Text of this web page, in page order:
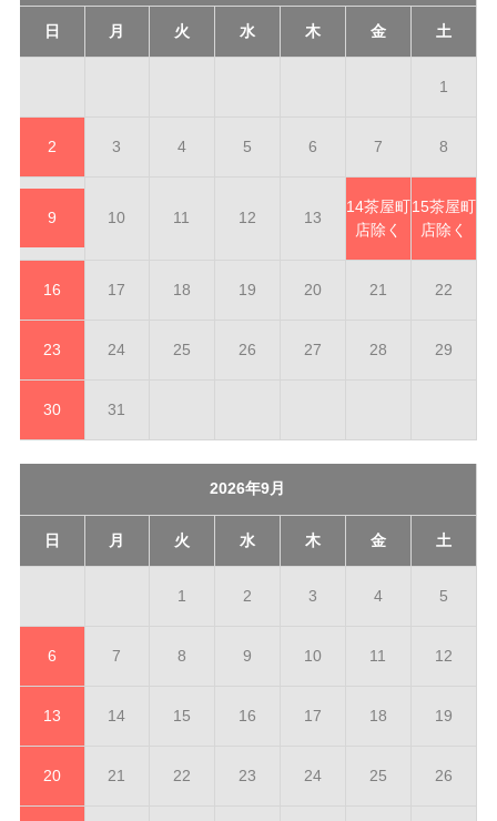
日 月 火 水 木 金 土
1
2 3 4 5 6 7 8
9 10 11 12 13
14茶屋町
店除く
15茶屋町
店除く
16 17 18 19 20 21 22
23 24 25 26 27 28 29
30 31
2026年9月
日 月 火 水 木 金 土
1 2 3 4 5
6 7 8 9 10 11 12
13 14 15 16 17 18 19
20 21 22 23 24 25 26